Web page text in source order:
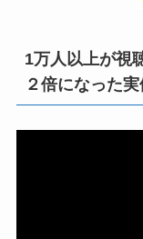
1万人以上が視
２倍になった